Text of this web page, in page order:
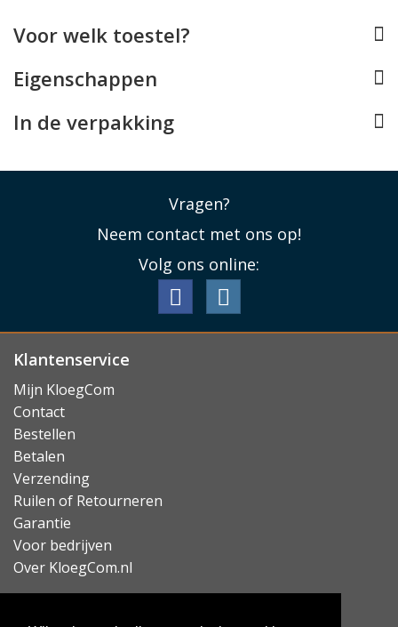
Voor welk toestel?
Eigenschappen
In de verpakking
Vragen?
Neem contact met ons op!
Volg ons online:
Klantenservice
Mijn KloegCom
Contact
Bestellen
Betalen
Verzending
Ruilen of Retourneren
Garantie
Voor bedrijven
Over KloegCom.nl